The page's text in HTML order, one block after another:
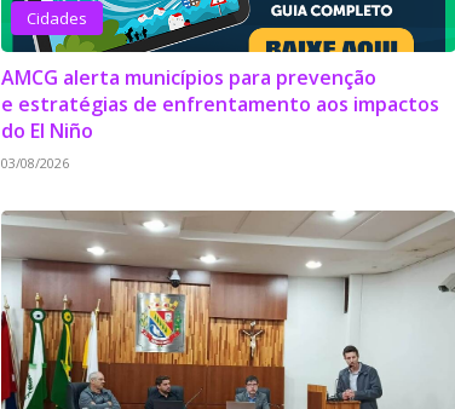
Cidades
AMCG alerta municípios para prevenção
e estratégias de enfrentamento aos impactos
do El Niño
03/08/2026